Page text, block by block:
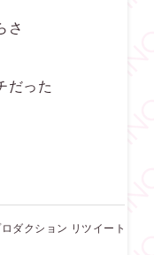
さ
だった
ダクション リツイートされ